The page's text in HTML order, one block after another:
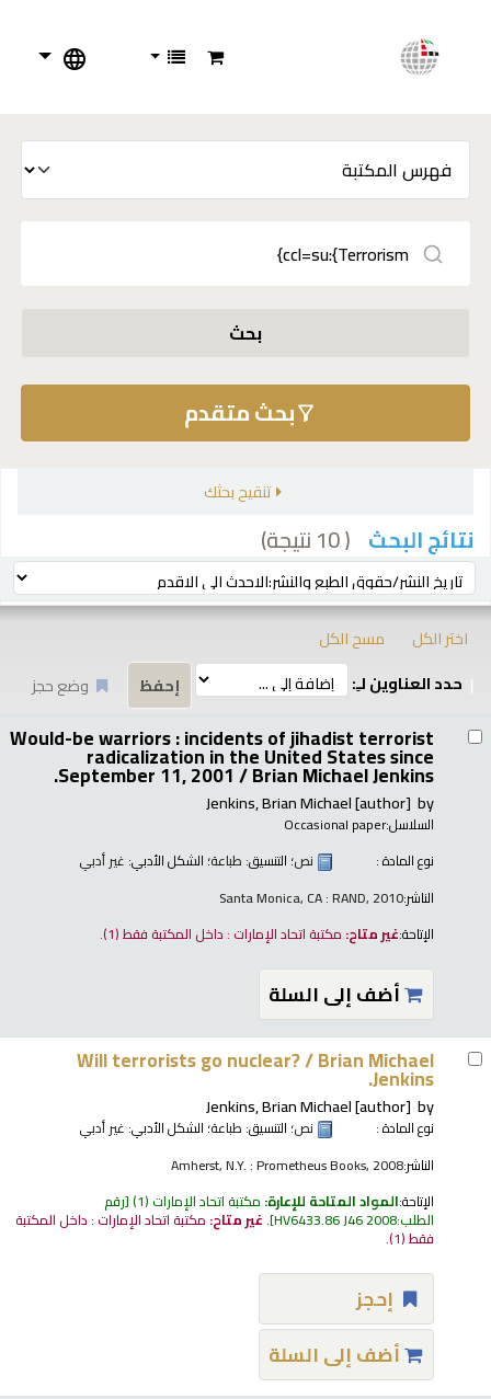
بحث
بحث متقدم
تنقيح بحثك
نتائج البحث ( 10 نتيجة)
ترتيب بواسطة:
اختر الكل
مسح الكل
حدد العناوين لـِ:
وضع حجز
Would-be warriors : incidents of jihadist terrorist
radicalization in the United States since
September 11, 2001 /Brian Michael Jenkins.
by
Jenkins, Brian Michael[author]
السلاسل:Occasional paper
نوع المادة :
نص؛ التنسيق: طباعة؛ الشكل الأدبي: غير أدبي
الناشر:Santa Monica, CA : RAND, 2010
الإتاحة:غير متاح: مكتبة اتحاد الإمارات : داخل المكتبة فقط(1).
أضف إلى السلة
Will terrorists go nuclear? /Brian Michael
Jenkins.
by
Jenkins, Brian Michael[author]
نوع المادة : نص؛ التنسيق: طباعة؛ الشكل الأدبي: غير أدبي
الناشر:Amherst, N.Y. : Prometheus Books, 2008
الإتاحة:المواد المتاحة للإعارة: مكتبة اتحاد الإمارات (1) رقم
الطلب:HV6433.86 J46 2008
.غير متاح: مكتبة اتحاد الإمارات : داخل المكتبة
فقط(1).
إحجز
أضف إلى السلة